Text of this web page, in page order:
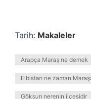
Tarih: Makaleler
Arapça Maraş ne demek
Elbistan ne zaman
Göksun nerenin ilçesidir